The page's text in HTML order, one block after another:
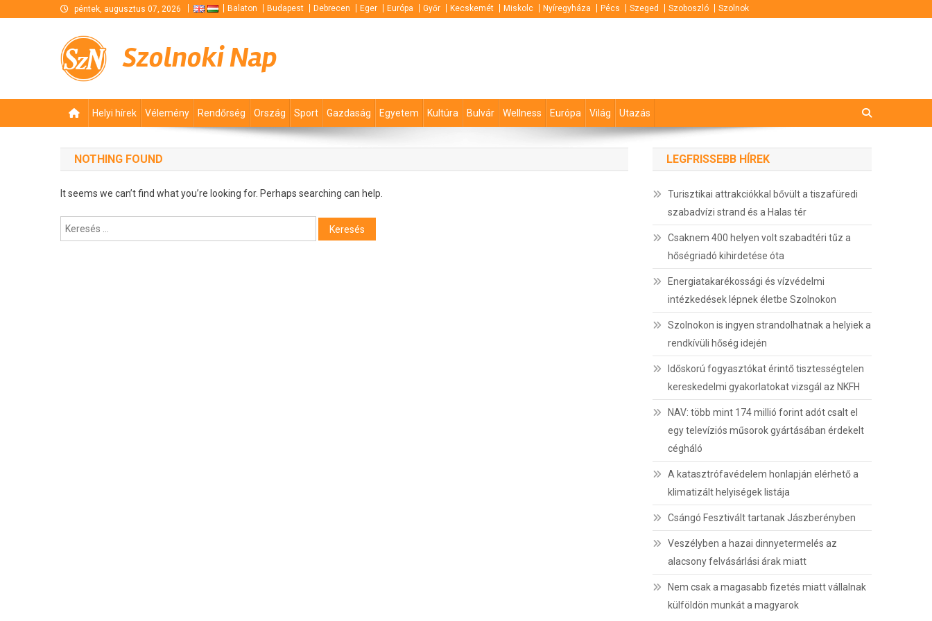
péntek, augusztus 07, 2026 Balaton Budapest Debrecen Eger Európa Győr Kecskemét Miskolc Nyíregyháza Pécs Szeged Szoboszló Szolnok
Szolnoki Nap
Helyi hírek Vélemény Rendőrség Ország Sport Gazdaság Egyetem Kultúra Bulvár Wellness Európa Világ Utazás
NOTHING FOUND
It seems we can’t find what you’re looking for. Perhaps searching can help.
Keresés:
LEGFRISSEBB HÍREK
Turisztikai attrakciókkal bővült a tiszafüredi
szabadvízi strand és a Halas tér
Csaknem 400 helyen volt szabadtéri tűz a
hőségriadó kihirdetése óta
Energiatakarékossági és vízvédelmi
intézkedések lépnek életbe Szolnokon
Szolnokon is ingyen strandolhatnak a helyiek a
rendkívüli hőség idején
Időskorú fogyasztókat érintő tisztességtelen
kereskedelmi gyakorlatokat vizsgál az NKFH
NAV: több mint 174 millió forint adót csalt el
egy televíziós műsorok gyártásában érdekelt
cégháló
A katasztrófavédelem honlapján elérhető a
klimatizált helyiségek listája
Csángó Fesztivált tartanak Jászberényben
Veszélyben a hazai dinnyetermelés az
alacsony felvásárlási árak miatt
Nem csak a magasabb fizetés miatt vállalnak
külföldön munkát a magyarok